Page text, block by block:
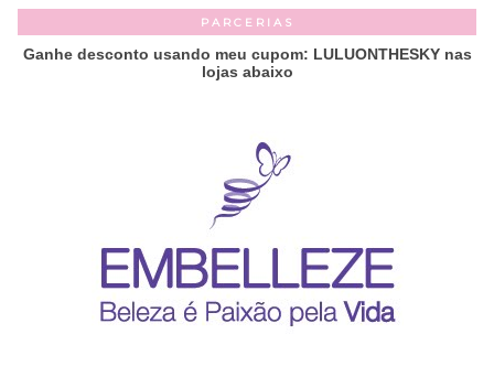
PARCERIAS
Ganhe desconto usando meu cupom: LULUONTHESKY nas
lojas abaixo